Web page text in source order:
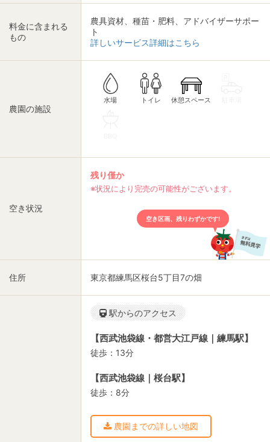
料金に含まれる
もの
農具資材、種苗・肥料、アドバイザーサポー
ト
詳しいサービス詳細はこちら
農園の施設
水場 トイレ 休憩スペース
空き状況
残り僅か
※状況により完売の可能性がございます。
空き区画、残りわずかです!
住所 東京都練馬区桜台5丁目7の畑
駅からのアクセス
【西武池袋線・都営大江戸線｜練馬駅】
徒歩：13分
【西武池袋線｜桜台駅】
徒歩：8分
農園までの詳しい地図